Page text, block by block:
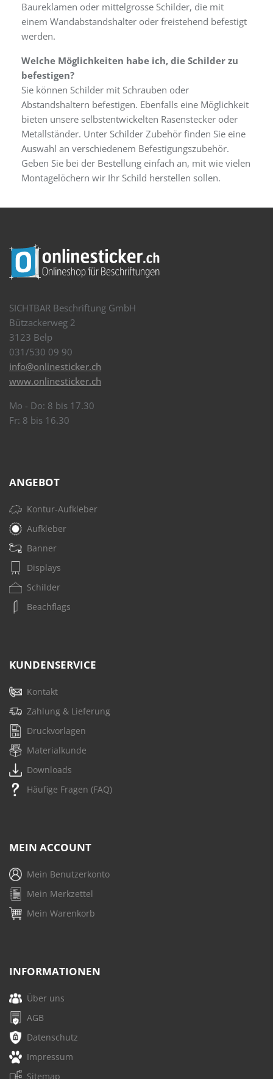
Baureklamen oder mittelgrosse Schilder, die mit
einem Wandabstandshalter oder freistehend befestigt
werden.
Welche Möglichkeiten habe ich, die Schilder zu
befestigen?
Sie können Schilder mit Schrauben oder
Abstandshaltern befestigen. Ebenfalls eine Möglichkeit
bieten unsere selbstentwickelten Rasenstecker oder
Metallständer. Unter Schilder Zubehör finden Sie eine
Auswahl an verschiedenem Befestigungszubehör.
Geben Sie bei der Bestellung einfach an, mit wie vielen
Montagelöchern wir Ihr Schild herstellen sollen.
SICHTBAR Beschriftung GmbH
Bützackerweg 2
3123 Belp
031/530 09 90
info@onlinesticker.ch
www.onlinesticker.ch
Mo - Do: 8 bis 17.30
Fr: 8 bis 16.30
ANGEBOT
Kontur-Aufkleber
Aufkleber
Banner
Displays
Schilder
Beachflags
KUNDENSERVICE
Kontakt
Zahlung & Lieferung
Druckvorlagen
Materialkunde
Downloads
Häufige Fragen (FAQ)
MEIN ACCOUNT
Mein Benutzerkonto
Mein Merkzettel
Mein Warenkorb
INFORMATIONEN
Über uns
AGB
Datenschutz
Impressum
Sitemap